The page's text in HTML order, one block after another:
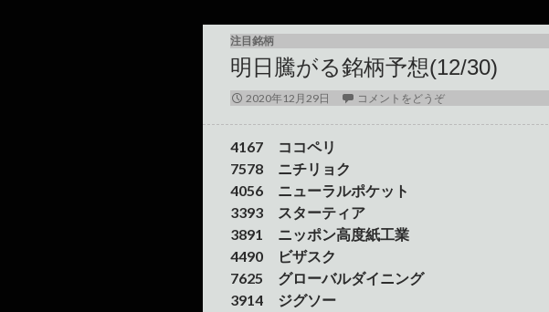
注目銘柄
明日騰がる銘柄予想(12/30)
2020年12月29日 コメントをどうぞ
4167 ココペリ
7578 ニチリョク
4056 ニューラルポケット
3393 スターティア
3891 ニッポン高度紙工業
4490 ビザスク
7625 グローバルダイニング
3914 ジグソー